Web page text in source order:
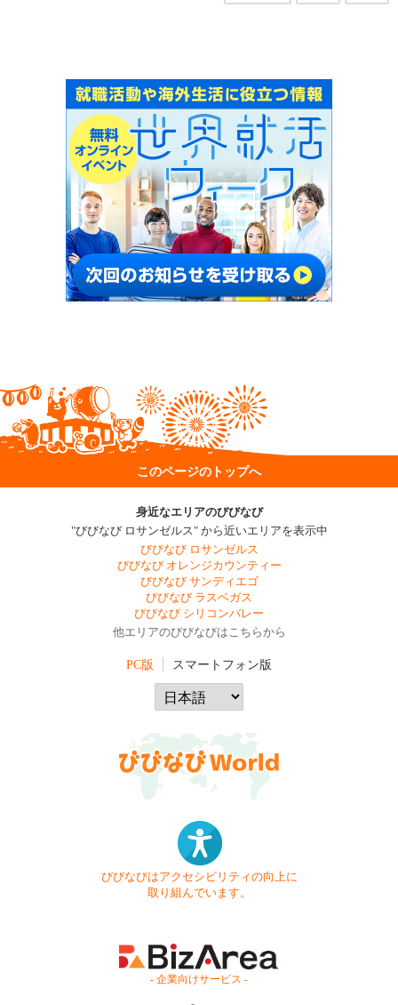
このページのトップへ
身近なエリアのびびなび
"びびなび ロサンゼルス" から近いエリアを表示中
びびなび ロサンゼルス
びびなび オレンジカウンティー
びびなび サンディエゴ
びびなび ラスベガス
びびなび シリコンバレー
他エリアのびびなびはこちらから
PC版 スマートフォン版
びびなびはアクセシビリティの向上に
取り組んでいます。
- 企業向けサービス -